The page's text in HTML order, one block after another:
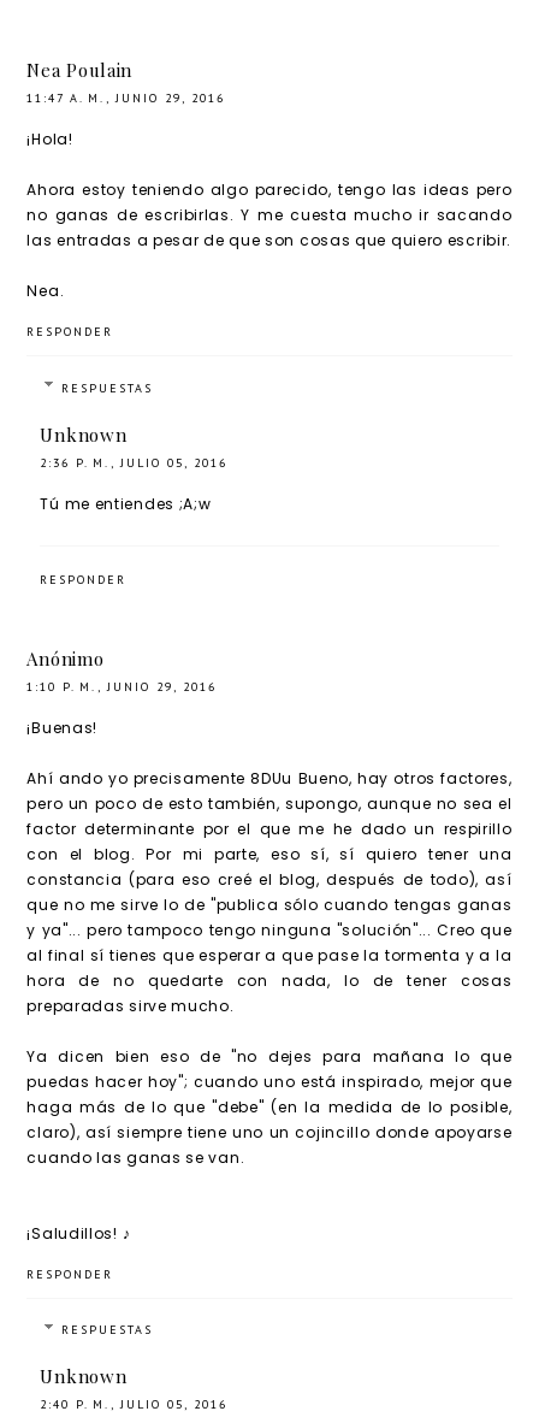
Nea Poulain
11:47 A. M., JUNIO 29, 2016
¡Hola!
Ahora estoy teniendo algo parecido, tengo las ideas pero
no ganas de escribirlas. Y me cuesta mucho ir sacando
las entradas a pesar de que son cosas que quiero escribir.
Nea.
RESPONDER
RESPUESTAS
Unknown
2:36 P. M., JULIO 05, 2016
Tú me entiendes ;A;w
RESPONDER
Anónimo
1:10 P. M., JUNIO 29, 2016
¡Buenas!
Ahí ando yo precisamente 8DUu Bueno, hay otros factores,
pero un poco de esto también, supongo, aunque no sea el
factor determinante por el que me he dado un respirillo
con el blog. Por mi parte, eso sí, sí quiero tener una
constancia (para eso creé el blog, después de todo), así
que no me sirve lo de "publica sólo cuando tengas ganas
y ya"... pero tampoco tengo ninguna "solución"... Creo que
al final sí tienes que esperar a que pase la tormenta y a la
hora de no quedarte con nada, lo de tener cosas
preparadas sirve mucho.
Ya dicen bien eso de "no dejes para mañana lo que
puedas hacer hoy"; cuando uno está inspirado, mejor que
haga más de lo que "debe" (en la medida de lo posible,
claro), así siempre tiene uno un cojincillo donde apoyarse
cuando las ganas se van.
¡Saludillos! ♪
RESPONDER
RESPUESTAS
Unknown
2:40 P. M., JULIO 05, 2016